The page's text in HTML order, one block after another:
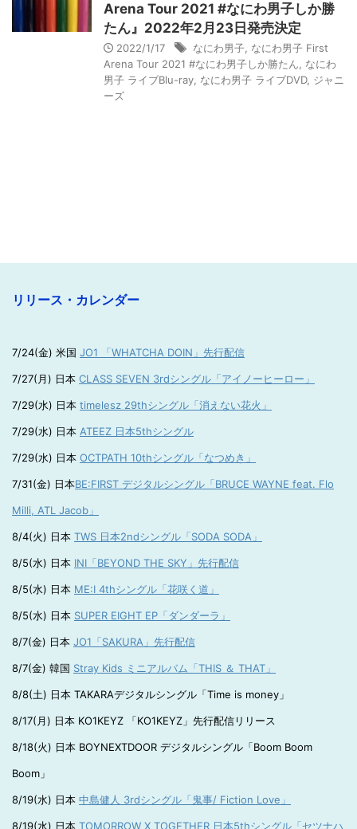
Arena Tour 2021 #なにわ男子しか勝
たん』2022年2月23日発売決定
2022/1/17 なにわ男子 なにわ男子 First
Arena Tour 2021 #なにわ男子しか勝たん
なにわ
男子 ライブBlu-ray なにわ男子 ライブDVD, ジャニ
ーズ
リリース・カレンダー
7/24(金) 米国 JO1 「WHATCHA DOIN」先行配信
7/27(月) 日本 CLASS SEVEN 3rdシングル「アイノーヒーロー」
7/29(水) 日本 timelesz 29thシングル「消えない花火」
7/29(水) 日本 ATEEZ 日本5thシングル
7/29(水) 日本 OCTPATH 10thシングル「なつめき」
7/31(金) 日本BE:FIRST デジタルシングル「BRUCE WAYNE feat. Flo
Milli, ATL Jacob」
8/4(火) 日本 TWS 日本2ndシングル「SODA SODA」
8/5(水) 日本 INI「BEYOND THE SKY」先行配信
8/5(水) 日本 ME:I 4thシングル「花咲く道」
8/5(水) 日本 SUPER EIGHT EP「ダンダーラ」
8/7(金) 日本 JO1「SAKURA」先行配信
8/7(金) 韓国 Stray Kids ミニアルバム「THIS ＆ THAT」
8/8(土) 日本 TAKARAデジタルシングル「Time is money」
8/17(月) 日本 KO1KEYZ 「KO1KEYZ」先行配信リリース
8/18(火) 日本 BOYNEXTDOOR デジタルシングル「Boom Boom
Boom」
8/19(水) 日本 中島健人 3rdシングル「鬼事/ Fiction Love」
8/19(水) 日本 TOMORROW X TOGETHER 日本5thシングル「セツナハ